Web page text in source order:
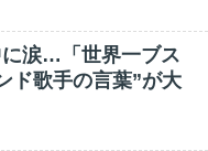
涙…「世界一ブス
ド歌手の言葉”が大